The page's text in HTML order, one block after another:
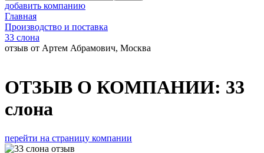
добавить компанию
Главная
Производство и поставка
33 слона
отзыв от Артем Абрамович, Москва
ОТЗЫВ О КОМПАНИИ: 33
слона
перейти на страницу компании